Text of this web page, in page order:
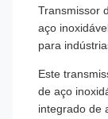
Transmissor
aço
para
Este
de aço
integrado de